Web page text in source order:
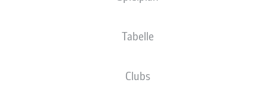
Tabelle
Clubs